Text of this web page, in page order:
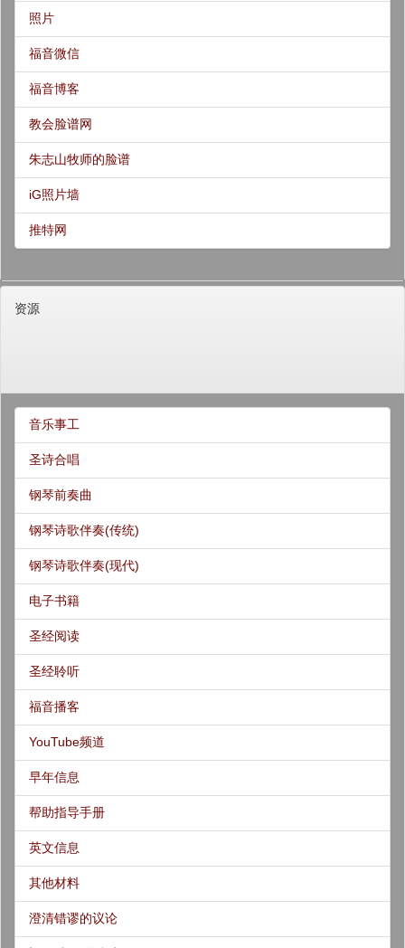
照片
福音微信
福音博客
教会脸谱网
朱志山牧师的脸谱
iG照片墙
推特网
资源
音乐事工
圣诗合唱
钢琴前奏曲
钢琴诗歌伴奏(传统)
钢琴诗歌伴奏(现代)
电子书籍
圣经阅读
圣经聆听
福音播客
YouTube频道
早年信息
帮助指导手册
英文信息
其他材料
澄清错谬的议论